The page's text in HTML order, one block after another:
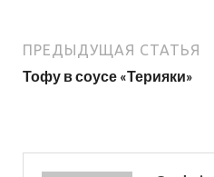
ПРЕДЫДУЩАЯ СТАТЬЯ
Тофу в соусе «Терияки»